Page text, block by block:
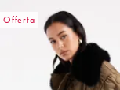
Offerta